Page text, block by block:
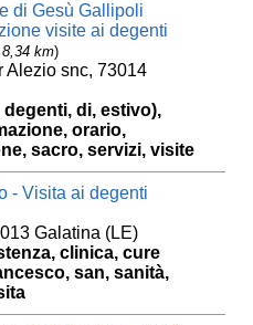
di Gesù Gallipoli
visite ai degenti
km)
Alezio snc, 73014
di, estivo),
orario,
sacro, servizi, visite
- Visita ai degenti
Galatina (LE)
clinica, cure
san, sanità,